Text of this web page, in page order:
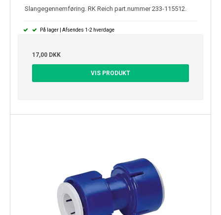
Slangegennemføring. RK Reich part.nummer 233-115512.
På lager | Afsendes 1-2 hverdage
17,00 DKK
VIS PRODUKT